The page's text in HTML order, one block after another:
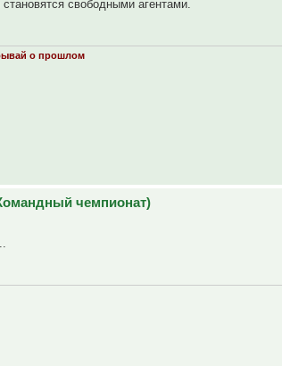
свободными агентами.
о прошлом
чемпионат)